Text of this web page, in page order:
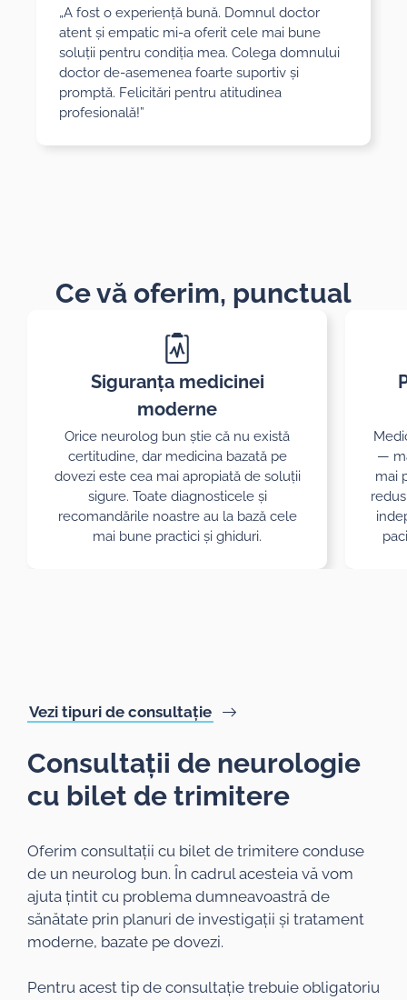
„A fost o experiență bună. Domnul doctor
atent și empatic mi-a oferit cele mai bune
soluții pentru condiția mea. Colega domnului
doctor de-asemenea foarte suportiv și
promptă. Felicitări pentru atitudinea
profesională!”
Ce vă oferim, punctual
Siguranța medicinei
moderne
Orice neurolog bun știe că nu există
certitudine, dar medicina bazată pe
dovezi este cea mai apropiată de soluții
sigure. Toate diagnosticele și
recomandările noastre au la bază cele
mai bune practici și ghiduri.
—
mai
Vezi tipuri de consultație
Consultații de neurologie
cu bilet de trimitere
Oferim consultații cu bilet de trimitere conduse
de un neurolog bun. În cadrul acesteia vă vom
ajuta țintit cu problema dumneavoastră de
sănătate prin planuri de investigații și tratament
moderne, bazate pe dovezi.
Pentru acest tip de consultație trebuie obligatoriu